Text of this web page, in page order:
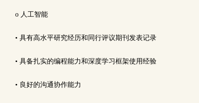
o 人工智能
• 具有高水平研究经历和同行评议期刊发表记录
• 具备扎实的编程能力和深度学习框架使用经验
• 良好的沟通协作能力